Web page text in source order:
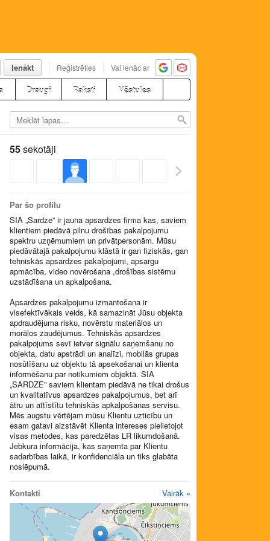
Ienākt Reģistrēties Vai ienāc ar
Draugi Raksti Vēstules
55sekotāji
Par šo profilu
SIA „Sardze” ir jauna apsardzes firma kas, saviem
klientiem piedāvā pilnu drošības pakalpojumu
spektru uzņēmumiem un privātpersonām. Mūsu
piedāvātajā pakalpojumu klāstā ir gan fiziskās, gan
tehniskās apsardzes pakalpojumi, apsargu
apmācība, video novērošana ,drošības sistēmu
uzstādīšana un apkalpošana.
Apsardzes pakalpojumu izmantošana ir
visefektīvākais veids, kā samazināt Jūsu objekta
apdraudējuma risku, novērstu materiālos un
morālos zaudējumus. Tehniskās apsardzes
pakalpojums sevī ietver signālu saņemšanu no
objekta, datu apstrādi un analīzi, mobilās grupas
nosūtīšanu uz objektu tā apsekošanai un klienta
informēšanu par notikumiem objektā. SIA
„SARDZE” saviem klientam piedāvā ne tikai drošus
un kvalitatīvus apsardzes pakalpojumus, bet arī
ātru un attīstītu tehniskās apkalpošanas servisu.
Mēs augstu vērtējam mūsu Klientu uzticību un
esam gatavi aizstāvēt Klienta intereses pielietojot
visas metodes, kas paredzētas LR likumdošanā.
Jebkura informācija, kas saņemta par Klientu
sadarbības laikā, ir konfidenciāla un tiks glabāta
noslēpumā.
Kontakti Vairāk »